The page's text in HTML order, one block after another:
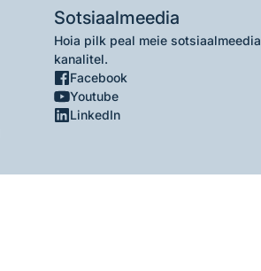
Sotsiaalmeedia
Hoia pilk peal meie sotsiaalmeedia
kanalitel.
Facebook
Youtube
LinkedIn